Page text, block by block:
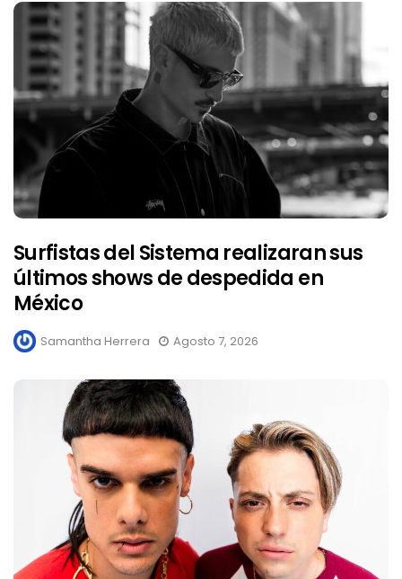
Surfistas del Sistema realizaran sus
últimos shows de despedida en
México
Samantha Herrera Agosto 7, 2026